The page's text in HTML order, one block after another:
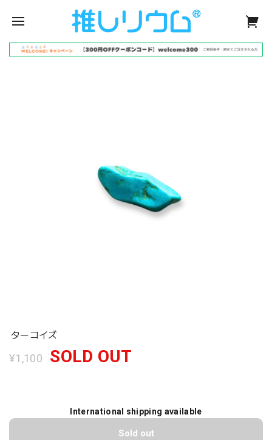
ターコイズ
¥1,100 SOLD OUT
International shipping available
Sold out